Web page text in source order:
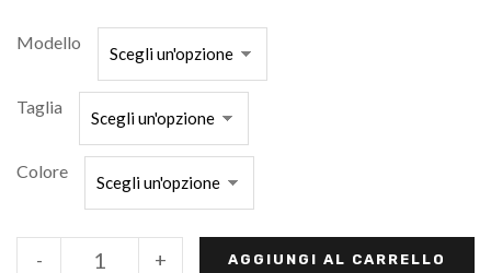
Modello
Taglia
Colore
+
- AGGIUNGI AL CARRELLO